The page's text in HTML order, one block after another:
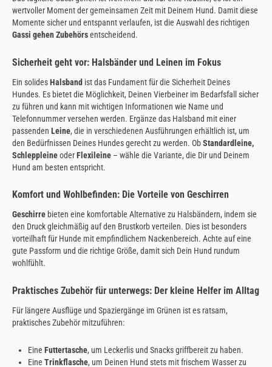
wertvoller Moment der gemeinsamen Zeit mit Deinem Hund. Damit diese
Momente sicher und entspannt verlaufen, ist die Auswahl des richtigen
Gassi gehen Zubehörsentscheidend.
Sicherheit geht vor: Halsbänder und Leinen im Fokus
Ein solidesHalsband ist das Fundament für die Sicherheit Deines
Hundes. Es bietet die Möglichkeit, Deinen Vierbeiner im Bedarfsfall sicher
zu führen und kann mit wichtigen Informationen wie Name und
Telefonnummer versehen werden. Ergänze das Halsband mit einer
passenden Leine, die in verschiedenen Ausführungen erhältlich ist, um
den Bedürfnissen Deines Hundes gerecht zu werden. ObStandardleine,
SchleppleineoderFlexileine – wähle die Variante, die Dir und Deinem
Hund am besten entspricht.
Komfort und Wohlbefinden: Die Vorteile von Geschirren
Geschirre bieten eine komfortable Alternative zu Halsbändern, indem sie
den Druck gleichmäßig auf den Brustkorb verteilen. Dies ist besonders
vorteilhaft für Hunde mit empfindlichem Nackenbereich. Achte auf eine
gute Passform und die richtige Größe, damit sich Dein Hund rundum
wohlfühlt.
Praktisches Zubehör für unterwegs: Der kleine Helfer im Alltag
Für längere Ausflüge und Spaziergänge im Grünen ist es ratsam,
praktisches Zubehör mitzuführen:
Eine Futtertasche, um Leckerlis und Snacks griffbereit zu haben.
Eine Trinkflasche, um Deinen Hund stets mit frischem Wasser zu